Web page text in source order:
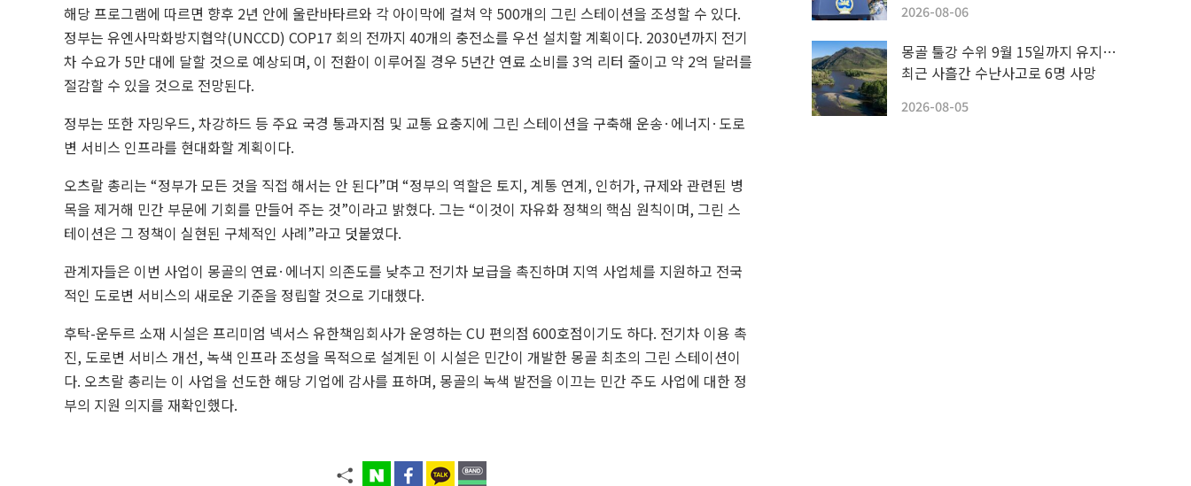
해당 프로그램에 따르면 향후 2년 안에 울란바타르와 각 아이막에 걸쳐 약 500개의 그린 스테이션을 조성할 수 있다.
정부는 유엔사막화방지협약(UNCCD) COP17 회의 전까지 40개의 충전소를 우선 설치할 계획이다. 2030년까지 전기
차 수요가 5만 대에 달할 것으로 예상되며, 이 전환이 이루어질 경우 5년간 연료 소비를 3억 리터 줄이고 약 2억 달러를
절감할 수 있을 것으로 전망된다.
정부는 또한 자밍우드, 차강하드 등 주요 국경 통과지점 및 교통 요충지에 그린 스테이션을 구축해 운송·에너지·도로
변 서비스 인프라를 현대화할 계획이다.
오츠랄 총리는 “정부가 모든 것을 직접 해서는 안 된다”며 “정부의 역할은 토지, 계통 연계, 인허가, 규제와 관련된 병
목을 제거해 민간 부문에 기회를 만들어 주는 것”이라고 밝혔다. 그는 “이것이 자유화 정책의 핵심 원칙이며, 그린 스
테이션은 그 정책이 실현된 구체적인 사례”라고 덧붙였다.
관계자들은 이번 사업이 몽골의 연료·에너지 의존도를 낮추고 전기차 보급을 촉진하며 지역 사업체를 지원하고 전국
적인 도로변 서비스의 새로운 기준을 정립할 것으로 기대했다.
후탁-운두르 소재 시설은 프리미엄 넥서스 유한책임회사가 운영하는 CU 편의점 600호점이기도 하다. 전기차 이용 촉
진, 도로변 서비스 개선, 녹색 인프라 조성을 목적으로 설계된 이 시설은 민간이 개발한 몽골 최초의 그린 스테이션이
다. 오츠랄 총리는 이 사업을 선도한 해당 기업에 감사를 표하며, 몽골의 녹색 발전을 이끄는 민간 주도 사업에 대한 정
부의 지원 의지를 재확인했다.
2026-08-06
몽골 툴강 수위 9월 15일까지 유지…
최근 사흘간 수난사고로 6명 사망
2026-08-05